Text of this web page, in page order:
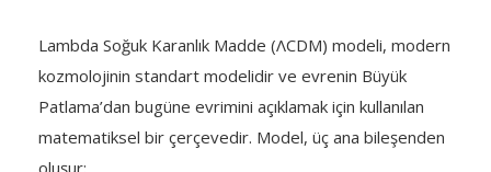
Lambda Soğuk Karanlık Madde (ΛCDM) modeli, modern
kozmolojinin standart modelidir ve evrenin Büyük
Patlama’dan bugüne evrimini açıklamak için kullanılan
matematiksel bir çerçevedir. Model, üç ana bileşenden